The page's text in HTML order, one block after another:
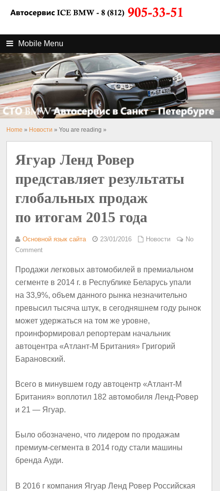
Mobile Menu
Home » Новости » You are reading »
Ягуар Ленд Ровер
представляет результаты
глобальных продаж
по итогам 2015 года
Основной язык сайта 23/01/2016 Новости
No
Comment
Продажи легковых автомобилей в премиальном
сегменте в 2014 г. в Республике Беларусь упали
на 33,9%, объем данного рынка незначительно
превысил тысяча штук, в сегодняшнем году рынок
может удержаться на том же уровне,
проинформировал репортерам начальник
автоцентра «Атлант-М Британия» Григорий
Барановский.
Всего в минувшем году автоцентр «Атлант-М
Британия» воплотил 182 автомобиля Ленд-Ровер
и 21 — Ягуар.
Было обозначено, что лидером по продажам
премиум-сегмента в 2014 году стали машины
бренда Ауди.
В 2016 г компания Ягуар Ленд Ровер Российская